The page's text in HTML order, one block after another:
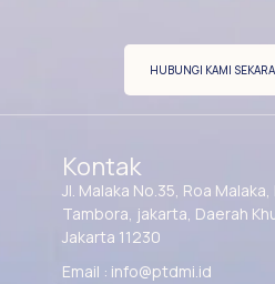
HUBUNGI KAMI
Kontak
Jl. Malaka No.35, Roa Malaka,
Tambora, jakarta, Daerah
Jakarta 11230
Email : info@ptdmi.id